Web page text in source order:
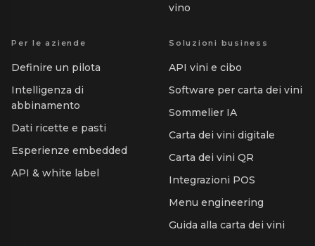
vino
Per le aziende
Definire un pilota
Intelligenza di
abbinamento
Dati ricette e pasti
Esperienze embedded
API & white label
Soluzioni business
API vini e cibo
Software per carta dei vini
Sommelier IA
Carta dei vini digitale
Carta dei vini QR
Integrazioni POS
Menu engineering
Guida alla carta dei vini